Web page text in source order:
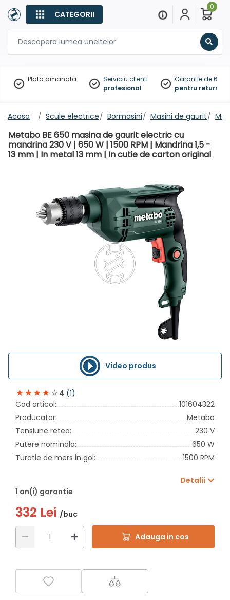
CATEGORII
0
Plata amanata
Serviciu clienti
profesional
Garantie de 60
pentru
Acasa Scule electrice Bormasini Masini de gaurit
Metabo BE 650 masina de gaurit electric cu
mandrina 230 V | 650 W | 1500 RPM | Mandrina 1,5 -
13 mm | In metal 13 mm | In cutie de carton original
Video produs
4 (1)
Cod articol:
101604322
Producator:
Metabo
Tensiune retea:
230 V
Putere nominala:
650 W
Turatie de mers in gol:
1500 RPM
Detalii
1 an(i) garantie
332 Lei /buc
Adauga in cos